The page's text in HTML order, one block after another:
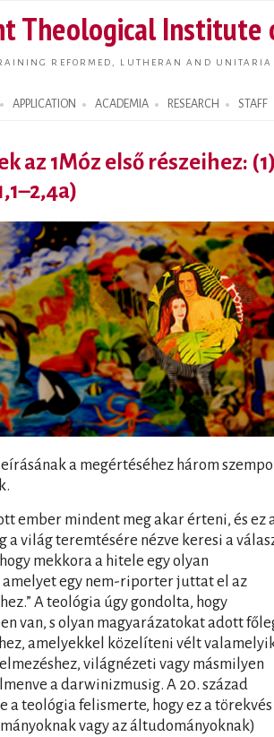
main
Theological Institute
REFORMED, LUTHERAN AND
APPLICATION ACADEMIA RESEARCH STAFF
az 1Móz első részeihez:
a megértéséhez három
ember mindent meg akar érteni, és ez
a világ teremtésére nézve keresi a
mekkora a hitele egy olyan
amelyet egy nem-riporter juttat el az
A teológia úgy gondolta, hogy
van, s olyan magyarázatokat adott
amelyekkel közelíteni vélt
világnézeti vagy másmilyen
a darwinizmusig. A 20. század
a teológia felismerte, hogy ez a törekvés
vagy az áltudományoknak)